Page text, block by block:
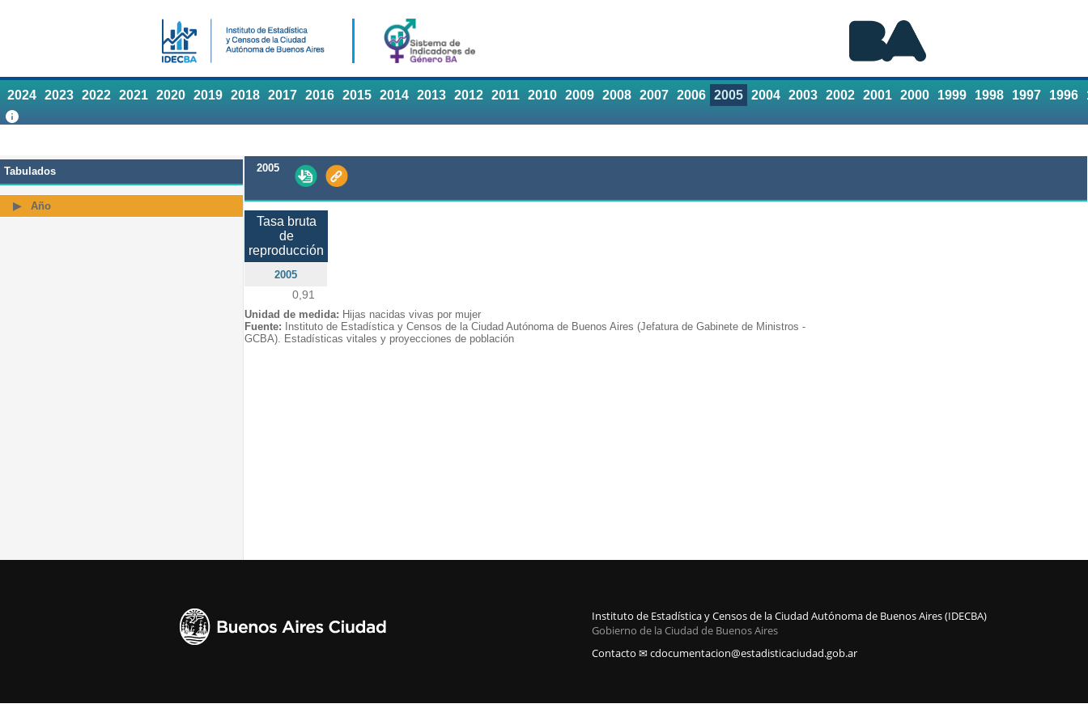
2024 2023 2022 2021 2020 2019 2018 2017 2016 2015 2014 2013 2012 2011 2010 2009 2008 2007 2006 2005 2004 2003 2002 2001 2000 1999 1998 1997 1996
Tabulados
Año
2005
Tasa bruta
de
reproducción
2005
0,91
Unidad de medida: Hijas nacidas vivas por mujer
Fuente: Instituto de Estadística y Censos de la Ciudad Autónoma de Buenos Aires (Jefatura de Gabinete de Ministros -
GCBA). Estadísticas vitales y proyecciones de población
Instituto de Estadística y Censos de la Ciudad Autónoma de Buenos Aires (IDECBA)
Gobierno de la Ciudad de Buenos Aires
Contacto ✉ cdocumentacion@estadisticaciudad.gob.ar